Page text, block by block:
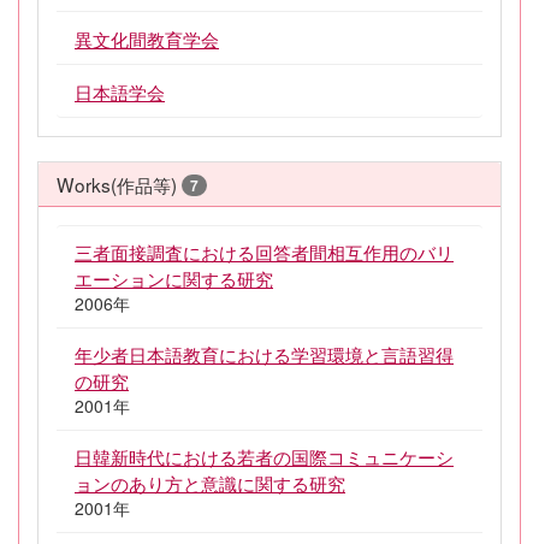
異文化間教育学会
日本語学会
Works(作品等) 7
三者面接調査における回答者間相互作用のバリ
エーションに関する研究
2006年
年少者日本語教育における学習環境と言語習得
の研究
2001年
日韓新時代における若者の国際コミュニケーシ
ョンのあり方と意識に関する研究
2001年